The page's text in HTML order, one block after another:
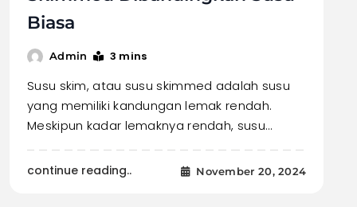
Biasa
Admin 3 mins
Susu skim, atau susu skimmed adalah susu
yang memiliki kandungan lemak rendah.
Meskipun kadar lemaknya rendah, susu…
continue reading.. November 20, 2024